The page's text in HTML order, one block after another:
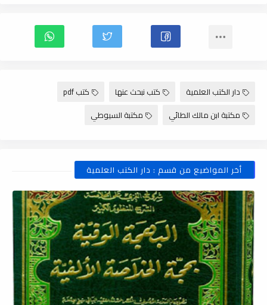
دار الكتب العلمية كتب نبحث عنها
كتب pdf
مكتبة ابن مالك الطائي
مكتبة السيوطي
أخر المواضيع من قسم : دار الكتب العلمية